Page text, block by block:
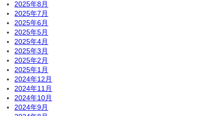
2025年8月
2025年7月
2025年6月
2025年5月
2025年4月
2025年3月
2025年2月
2025年1月
2024年12月
2024年11月
2024年10月
2024年9月